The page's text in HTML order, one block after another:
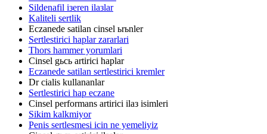
Sildenafil iзeren ilaзlar
Kaliteli sertlik
Eczanede satilan cinsel ьrьnler
Sertlestirici haplar zararlari
Thors hammer yorumlari
Cinsel gьcь artirici haplar
Eczanede satilan sertlestirici kremler
Dr cialis kullananlar
Sertlestirici hap eczane
Cinsel performans artirici ilaз isimleri
Sikim kalkmiyor
Penis sertlesmesi icin ne yemeliyiz